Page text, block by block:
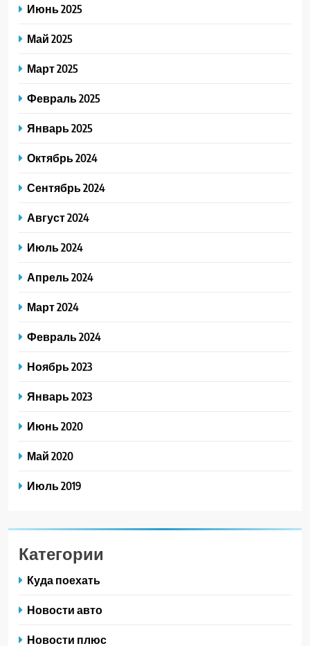
Июнь 2025
Май 2025
Март 2025
Февраль 2025
Январь 2025
Октябрь 2024
Сентябрь 2024
Август 2024
Июль 2024
Апрель 2024
Март 2024
Февраль 2024
Ноябрь 2023
Январь 2023
Июнь 2020
Май 2020
Июль 2019
Категории
Куда поехать
Новости авто
Новости плюс